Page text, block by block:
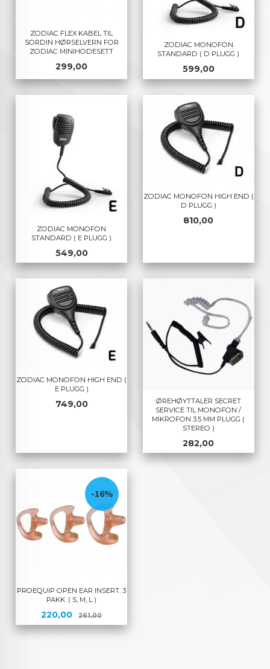
ZODIAC FLEX KABEL TIL
SORDIN HØRSELVERN FOR
ZODIAC MINIHODESETT
Pris
299,00
ZODIAC MONOFON
STANDARD ( D PLUGG )
Pris
599,00
ZODIAC MONOFON
STANDARD ( E PLUGG )
Pris
549,00
ZODIAC MONOFON HIGH END (
D PLUGG )
Pris
810,00
ZODIAC MONOFON HIGH END (
E PLUGG )
Pris
749,00
ØREHØYTTALER SECRET
SERVICE TIL MONOFON /
MIKROFON 3.5 MM PLUGG (
STEREO )
Pris
282,00
PROEQUIP OPEN EAR INSERT. 3
PAKK. ( S, M, L )
Tilbud
220,00 261,00Rabatt
-16%